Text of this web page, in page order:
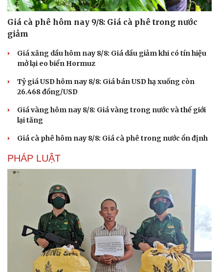
Văn hóa
Văn học
Di sản
Giải trí
Thời trang
Giá cà phê hôm nay 9/8: Giá cà phê trong nước
giảm
Giá xăng dầu hôm nay 8/8: Giá dầu giảm khi có tín hiệu
mở lại eo biển Hormuz
Tỷ giá USD hôm nay 8/8: Giá bán USD hạ xuống còn
26.468 đồng/USD
Giá vàng hôm nay 8/8: Giá vàng trong nước và thế giới
lại tăng
Giá cà phê hôm nay 8/8: Giá cà phê trong nước ổn định
PHÁP LUẬT